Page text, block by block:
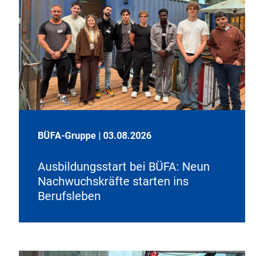
BÜFA-Gruppe | 03.08.2026
Ausbildungsstart bei BÜFA: Neun
Nachwuchskräfte starten ins
Berufsleben